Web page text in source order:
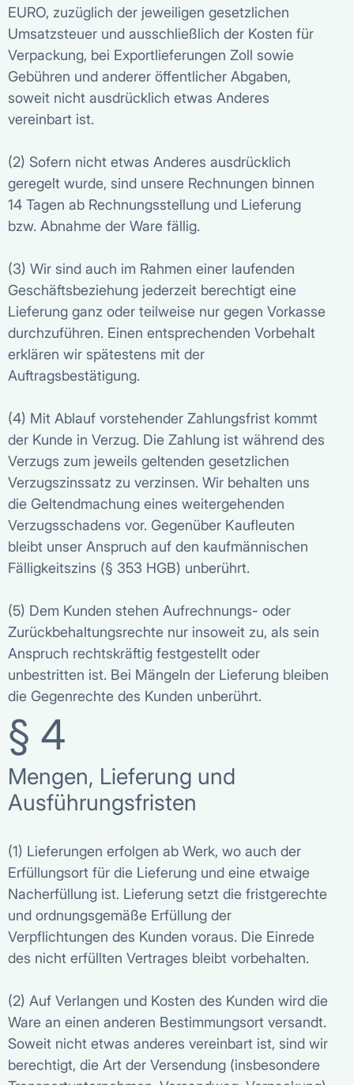
EURO, zuzüglich der jeweiligen gesetzlichen
Umsatzsteuer und ausschließlich der Kosten für
Verpackung, bei Exportlieferungen Zoll sowie
Gebühren und anderer öffentlicher Abgaben,
soweit nicht ausdrücklich etwas Anderes
vereinbart ist.
(2) Sofern nicht etwas Anderes ausdrücklich
geregelt wurde, sind unsere Rechnungen binnen
14 Tagen ab Rechnungsstellung und Lieferung
bzw. Abnahme der Ware fällig.
(3) Wir sind auch im Rahmen einer laufenden
Geschäftsbeziehung jederzeit berechtigt eine
Lieferung ganz oder teilweise nur gegen Vorkasse
durchzuführen. Einen entsprechenden Vorbehalt
erklären wir spätestens mit der
Auftragsbestätigung.
(4) Mit Ablauf vorstehender Zahlungsfrist kommt
der Kunde in Verzug. Die Zahlung ist während des
Verzugs zum jeweils geltenden gesetzlichen
Verzugszinssatz zu verzinsen. Wir behalten uns
die Geltendmachung eines weitergehenden
Verzugsschadens vor. Gegenüber Kaufleuten
bleibt unser Anspruch auf den kaufmännischen
Fälligkeitszins (§ 353 HGB) unberührt.
(5) Dem Kunden stehen Aufrechnungs- oder
Zurückbehaltungsrechte nur insoweit zu, als sein
Anspruch rechtskräftig festgestellt oder
unbestritten ist. Bei Mängeln der Lieferung bleiben
die Gegenrechte des Kunden unberührt.
§ 4
Mengen, Lieferung und
Ausführungsfristen
(1) Lieferungen erfolgen ab Werk, wo auch der
Erfüllungsort für die Lieferung und eine etwaige
Nacherfüllung ist. Lieferung setzt die fristgerechte
und ordnungsgemäße Erfüllung der
Verpflichtungen des Kunden voraus. Die Einrede
des nicht erfüllten Vertrages bleibt vorbehalten.
(2) Auf Verlangen und Kosten des Kunden wird die
Ware an einen anderen Bestimmungsort versandt.
Soweit nicht etwas anderes vereinbart ist, sind wir
berechtigt, die Art der Versendung (insbesondere